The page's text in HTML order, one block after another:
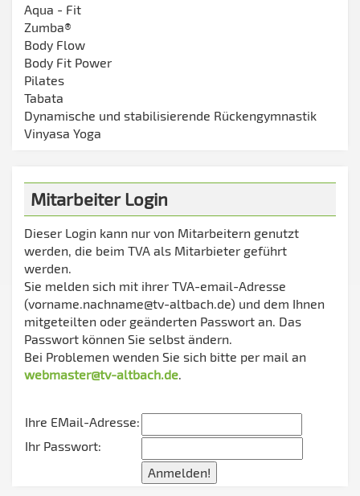
Aqua - Fit
Zumba®
Body Flow
Body Fit Power
Pilates
Tabata
Dynamische und stabilisierende Rückengymnastik
Vinyasa Yoga
Mitarbeiter Login
Dieser Login kann nur von Mitarbeitern genutzt
werden, die beim TVA als Mitarbieter geführt
werden.
Sie melden sich mit ihrer TVA-email-Adresse
(vorname.nachname@tv-altbach.de) und dem Ihnen
mitgeteilten oder geänderten Passwort an. Das
Passwort können Sie selbst ändern.
Bei Problemen wenden Sie sich bitte per mail an
webmaster@tv-altbach.de.
Ihre EMail-Adresse:
Ihr Passwort: